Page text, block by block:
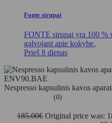
Fonte sirupai
FONTE sirupai yra 100 %
galvojant apie kokybę.
Prieš 8 dienas
Nespresso kapsulinis kavos
(0)
185.00€ Original price was: